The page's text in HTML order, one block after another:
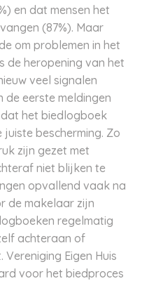
en dat mensen het
(87%). Maar
om problemen in het
de heropening van het
veel signalen
de eerste meldingen
het biedlogboek
bescherming. Zo
zijn gezet met
niet blijken te
opvallend vaak na
de makelaar zijn
regelmatig
achteraan of
Eigen Huis
voor het biedproces